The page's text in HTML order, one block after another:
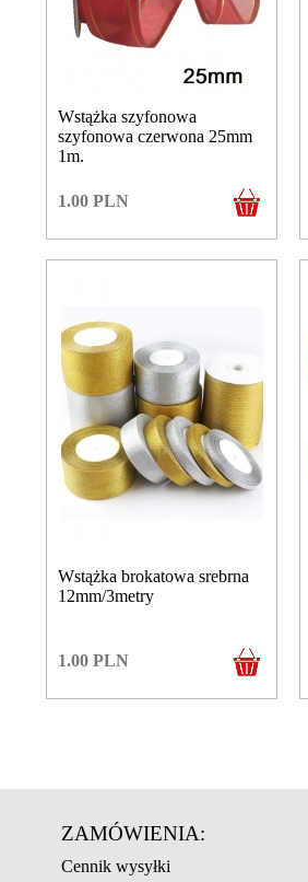
Wstążka szyfonowa
szyfonowa czerwona 25mm
1m.
1.00 PLN
Wstążka brokatowa srebrna
12mm/3metry
1.00 PLN
ZAMÓWIENIA:
Cennik wysyłki